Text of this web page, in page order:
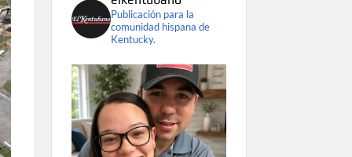
Publicación para la
comunidad hispana de
Kentucky.